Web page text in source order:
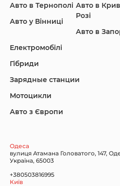
Land
Nissan
Авто в Тернополі
Авто у Вінниці
Авто в
Розі
Авто в
Електромобілі
Гібриди
Зарядные станции
Мотоцикли
Авто з Європи
Одеса
вулиця Атамана Головатого, 147,
Україна, 65003
+380503816995
Київ